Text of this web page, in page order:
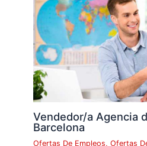
Vendedor/a Agencia
Barcelona
Ofertas De Empleos,Ofertas